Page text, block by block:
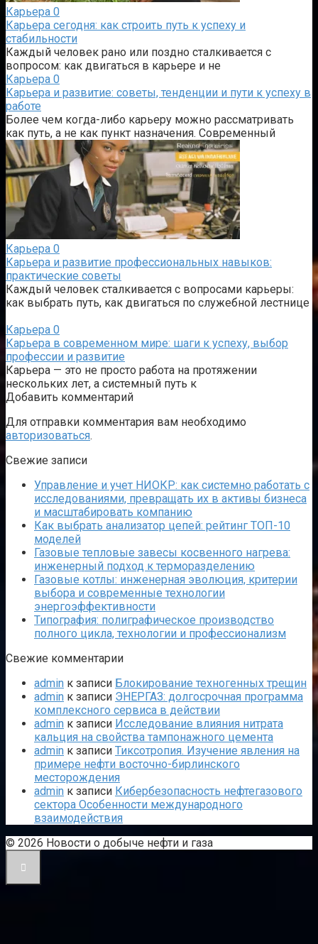
Карьера 0
Карьера сегодня: как строить путь к успеху и
стабильности
Каждый человек рано или поздно сталкивается с
вопросом: как двигаться в карьере и не
Карьера 0
Карьера и развитие: советы, тенденции и пути к успеху в
работе
Более чем когда-либо карьеру можно рассматривать
как путь, а не как пункт назначения. Современный
Карьера 0
Карьера и развитие профессиональных навыков:
практические советы
Каждый человек сталкивается с вопросами карьеры:
как выбрать путь, как двигаться по служебной лестнице
Карьера 0
Карьера в современном мире: шаги к успеху, выбор
профессии и развитие
Карьера — это не просто работа на протяжении
нескольких лет, а системный путь к
Добавить комментарий
Для отправки комментария вам необходимо
авторизоваться.
Свежие записи
Управление и учет НИОКР: как системно работать с
исследованиями, превращать их в активы бизнеса
и масштабировать компанию
Как выбрать анализатор цепей: рейтинг ТОП-10
моделей
Газовые тепловые завесы косвенного нагрева:
инженерный подход к терморазделению
Газовые котлы: инженерная эволюция, критерии
выбора и современные технологии
энергоэффективности
Типография: полиграфическое производство
полного цикла, технологии и профессионализм
Свежие комментарии
admin к записи Блокирование техногенных трещин
admin к записи ЭНЕРГАЗ: долгосрочная программа
комплексного сервиса в действии
admin к записи Исследование влияния нитрата
кальция на свойства тампонажного цемента
admin к записи Тиксотропия. Изучение явления на
примере нефти восточно-бирлинского
месторождения
admin к записи Кибербезопасность нефтегазового
сектора Особенности международного
взаимодействия
© 2026 Новости о добыче нефти и газа